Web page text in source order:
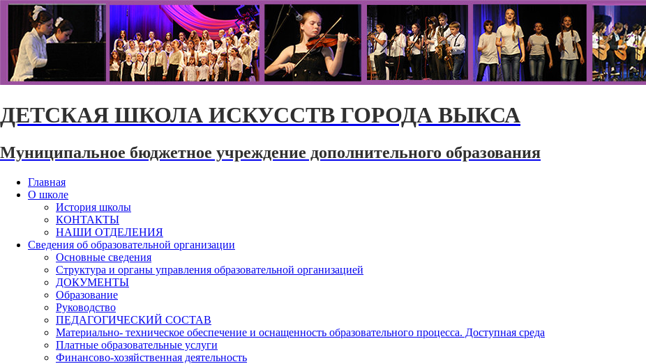
ДЕТСКАЯ ШКОЛА ИСКУССТВ ГОРОДА ВЫКСА
Муниципальное бюджетное учреждение дополнительного образования
Главная
О школе
История школы
КОНТАКТЫ
НАШИ ОТДЕЛЕНИЯ
Сведения об образовательной организации
Основные сведения
Структура и органы управления образовательной организацией
ДОКУМЕНТЫ
Образование
Руководство
ПЕДАГОГИЧЕСКИЙ СОСТАВ
Материально- техническое обеспечение и оснащенность образовательного процесса. Доступная среда
Платные образовательные услуги
Финансово-хозяйственная деятельность